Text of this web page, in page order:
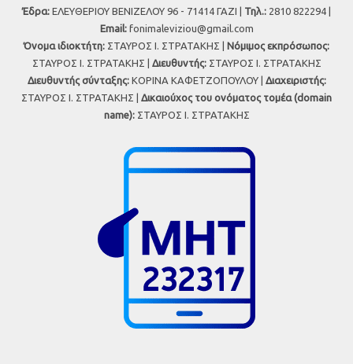
Έδρα: ΕΛΕΥΘΕΡΙΟΥ ΒΕΝΙΖΕΛΟΥ 96 - 71414 ΓΑΖΙ | Τηλ.: 2810 822294 |
Εmail: fonimaleviziou@gmail.com
Όνομα ιδιοκτήτη: ΣΤΑΥΡΟΣ Ι. ΣΤΡΑΤΑΚΗΣ | Νόμιμος εκπρόσωπος:
ΣΤΑΥΡΟΣ Ι. ΣΤΡΑΤΑΚΗΣ | Διευθυντής:ΣΤΑΥΡΟΣ Ι. ΣΤΡΑΤΑΚΗΣ
Διευθυντής σύνταξης:ΚΟΡΙΝΑ ΚΑΦΕΤΖΟΠΟΥΛΟΥ | Διαχειριστής:
ΣΤΑΥΡΟΣ Ι. ΣΤΡΑΤΑΚΗΣ | Δικαιούχος του ονόματος τομέα (domain
name):ΣΤΑΥΡΟΣ Ι. ΣΤΡΑΤΑΚΗΣ